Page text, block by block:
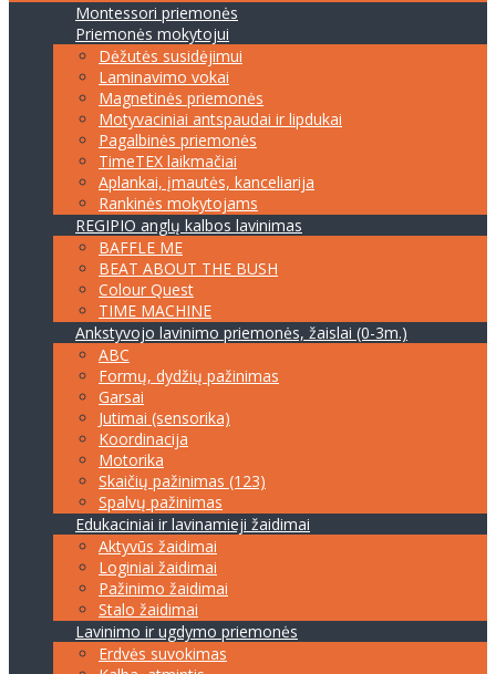
Montessori priemonės
Priemonės mokytojui
Dėžutės susidėjimui
Laminavimo vokai
Magnetinės priemonės
Motyvaciniai antspaudai ir lipdukai
Pagalbinės priemonės
TimeTEX laikmačiai
Aplankai, įmautės, kanceliarija
Rankinės mokytojams
REGIPIO anglų kalbos lavinimas
BAFFLE ME
BEAT ABOUT THE BUSH
Colour Quest
TIME MACHINE
Ankstyvojo lavinimo priemonės, žaislai (0-3m.)
ABC
Formų, dydžių pažinimas
Garsai
Jutimai (sensorika)
Koordinacija
Motorika
Skaičių pažinimas (123)
Spalvų pažinimas
Edukaciniai ir lavinamieji žaidimai
Aktyvūs žaidimai
Loginiai žaidimai
Pažinimo žaidimai
Stalo žaidimai
Lavinimo ir ugdymo priemonės
Erdvės suvokimas